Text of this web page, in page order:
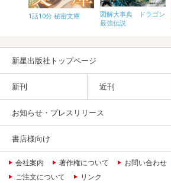
1話10分 秘密文庫
図解大事典 ドラゴン
最強伝説
新星出版社トップページ
新刊 近刊
お知らせ・プレスリリース
書店様向け
会社案内 著作権について お問い合わせ
ご注文について
リンク